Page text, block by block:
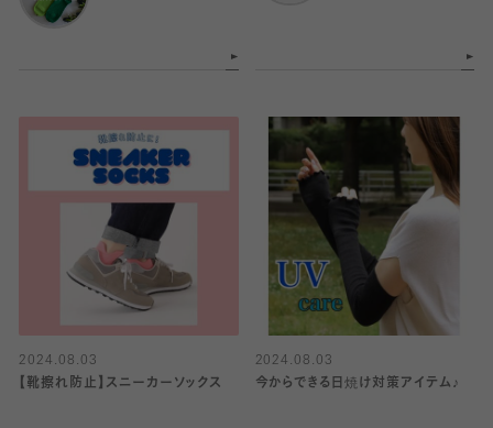
2024.08.03
【靴擦れ防止】スニーカーソックス
2024.08.03
今からできる日焼け対策アイテム♪